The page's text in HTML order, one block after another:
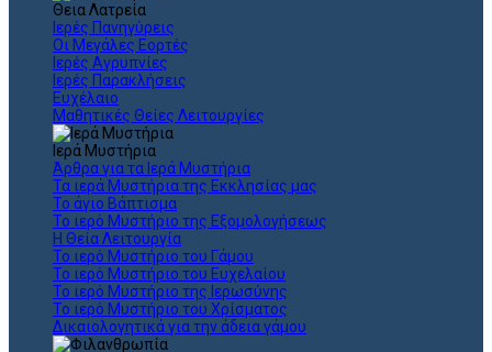
Θεια Λατρεία
Ιερές Πανηγύρεις
Οι Μεγάλες Εορτές
Ιερές Αγρυπνίες
Ιερές Παρακλήσεις
Ευχέλαιο
Μαθητικές Θείες Λειτουργίες
Ιερά Μυστήρια
Άρθρα για τα Ιερά Μυστήρια
Τα ιερά Μυστήρια της Εκκλησίας μας
Το άγιο Βάπτισμα
Το ιερό Μυστήριο της Εξομολογήσεως
Η Θεία Λειτουργία
Το ιερό Μυστήριο του Γάμου
Το ιερό Μυστήριο του Ευχελαίου
Το ιερό Μυστήριο της Ιερωσύνης
Το ιερό Μυστήριο του Χρίσματος
Δικαιολογητικά για την άδεια γάμου